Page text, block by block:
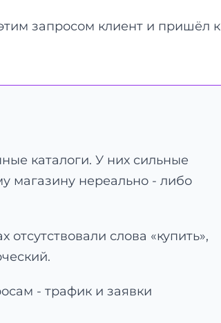
запросом клиент и пришёл к
каталоги. У них сильные
магазину нереально - либо
слова «купить»,
- трафик и заявки